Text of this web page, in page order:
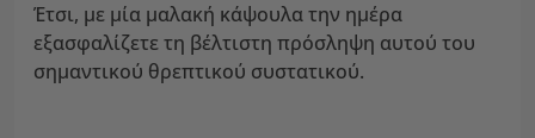
Έτσι, με μία μαλακή κάψουλα την ημέρα
εξασφαλίζετε τη βέλτιστη πρόσληψη αυτού του
σημαντικού θρεπτικού συστατικού.